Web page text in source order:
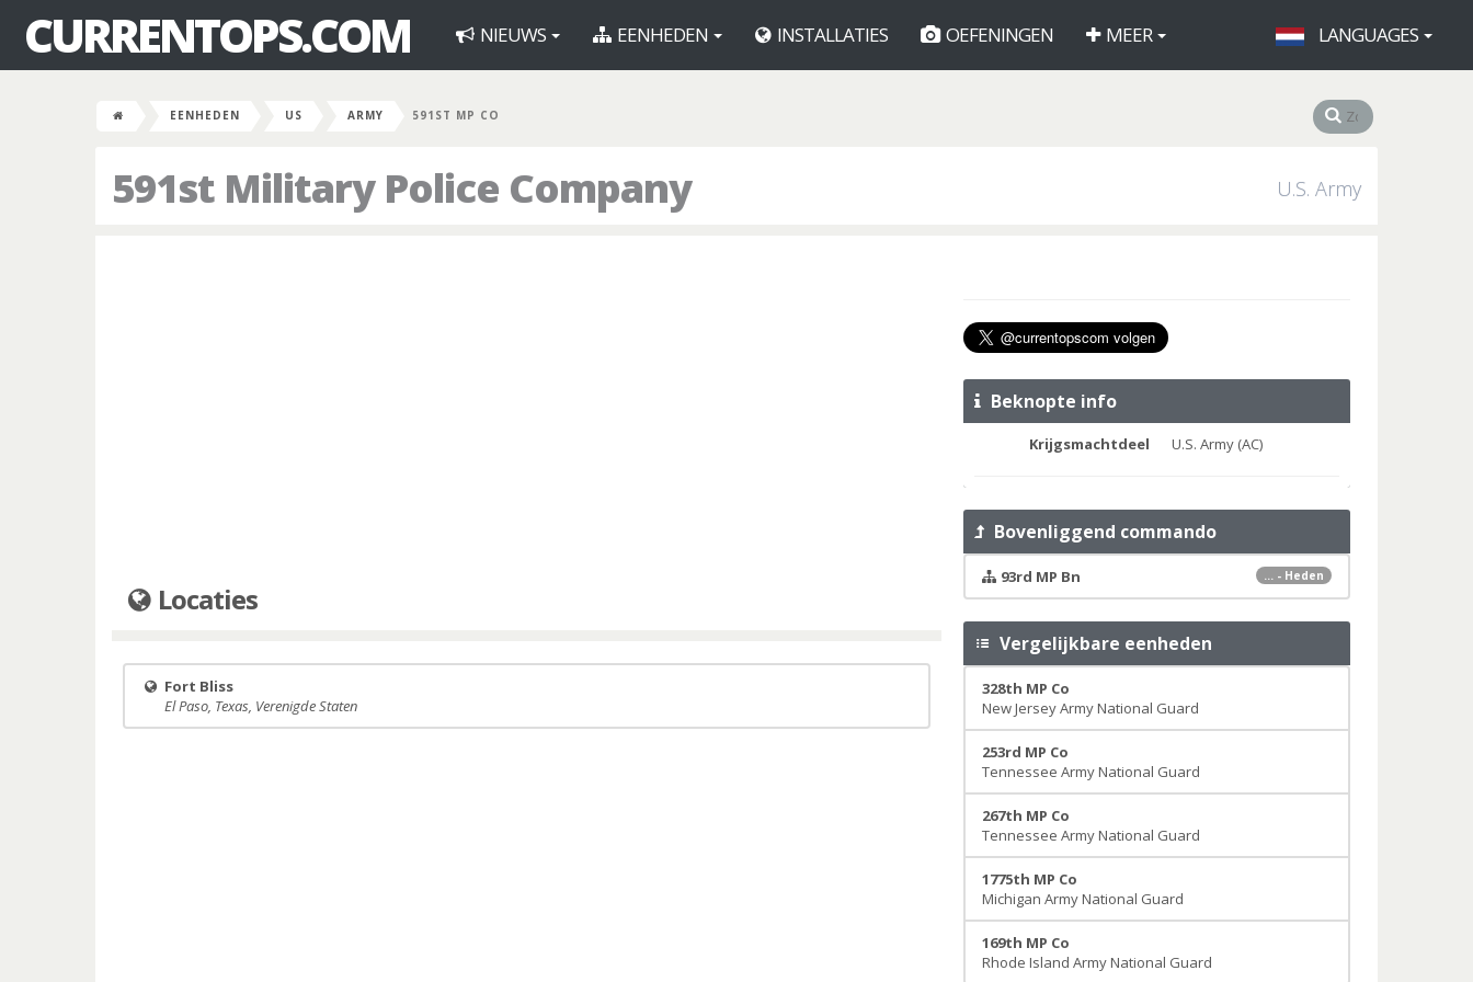
CURRENTOPS.COM NIEUWS EENHEDEN INSTALLATIES OEFENINGEN MEER LANGUAGES
EENHEDEN US ARMY 591ST MP CO
591st Military Police Company U.S. Army
Locaties
Fort Bliss
El Paso, Texas, Verenigde Staten
Beknopte info
Krijgsmachtdeel U.S. Army (AC)
Bovenliggend commando
... - Heden
93rd MP Bn
Vergelijkbare eenheden
328th MP Co
New Jersey Army National Guard
253rd MP Co
Tennessee Army National Guard
267th MP Co
Tennessee Army National Guard
1775th MP Co
Michigan Army National Guard
169th MP Co
Rhode Island Army National Guard